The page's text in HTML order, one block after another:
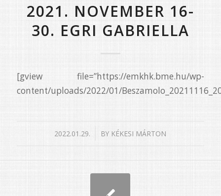
2021. NOVEMBER 16-
30. EGRI GABRIELLA
[gview file=”https://emkhk.bme.hu/wp-
content/uploads/2022/01/
2022.01.29.
/ BY KÉKESI MÁRTON